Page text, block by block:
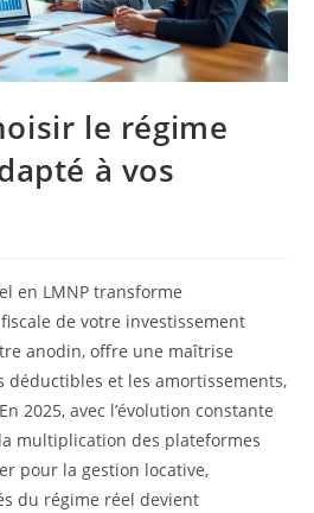
le régime
à vos
en LMNP transforme
de votre investissement
anodin, offre une maîtrise
déductibles et les amortissements,
2025, avec l’évolution constante
multiplication des plateformes
pour la gestion locative,
du régime réel devient